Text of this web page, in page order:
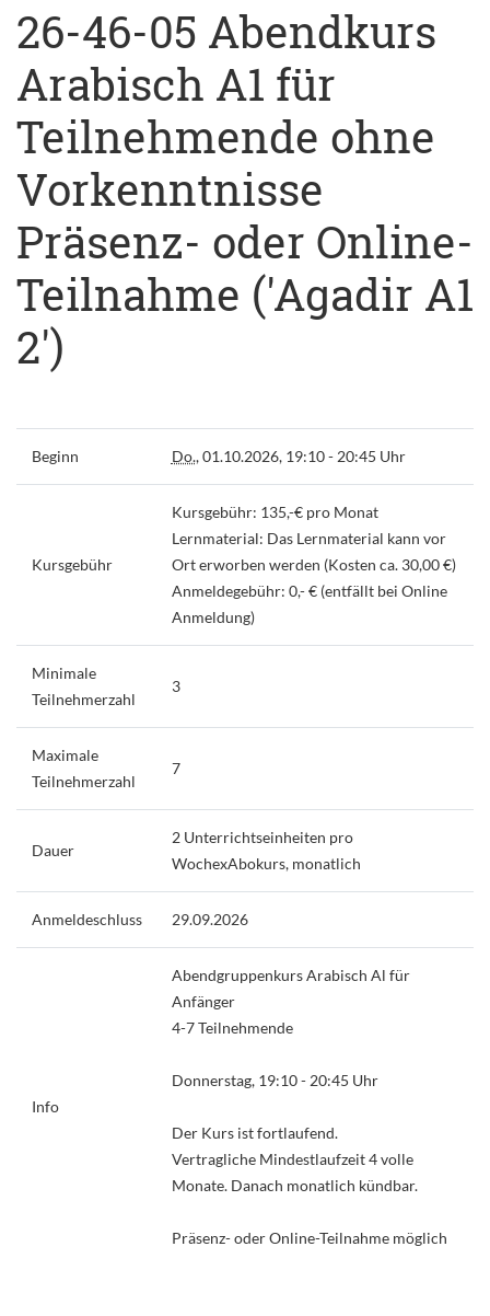
26-46-05 Abendkurs
Arabisch A1 für
Teilnehmende ohne
Vorkenntnisse
Präsenz- oder Online-
Teilnahme ('Agadir A1
2')
Beginn Do., 01.10.2026, 19:10 - 20:45 Uhr
Kursgebühr
Kursgebühr: 135,-€ pro Monat
Lernmaterial: Das Lernmaterial kann vor
Ort erworben werden (Kosten ca. 30,00 €)
Anmeldegebühr: 0,- € (entfällt bei Online
Anmeldung)
Minimale
Teilnehmerzahl
3
Maximale
Teilnehmerzahl
7
Dauer
2 Unterrichtseinheiten pro
WochexAbokurs, monatlich
Anmeldeschluss 29.09.2026
Info
Abendgruppenkurs Arabisch Al für
Anfänger
4-7 Teilnehmende
Donnerstag, 19:10 - 20:45 Uhr
Der Kurs ist fortlaufend.
Vertragliche Mindestlaufzeit 4 volle
Monate. Danach monatlich kündbar.
Präsenz- oder Online-Teilnahme möglich